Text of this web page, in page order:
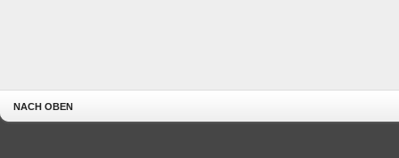
NACH OBEN